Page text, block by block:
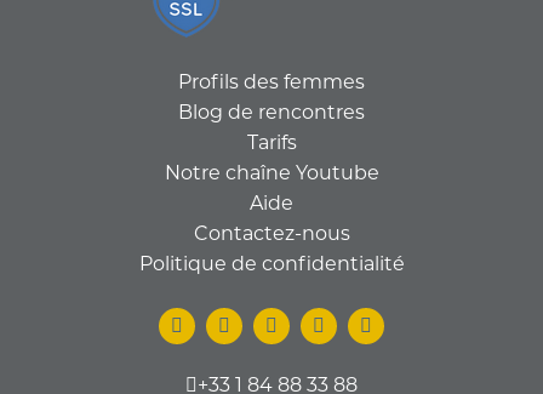
Profils des femmes
Blog de rencontres
Tarifs
Notre chaîne Youtube
Aide
Contactez-nous
Politique de confidentialité
+33 1 84 88 33 88